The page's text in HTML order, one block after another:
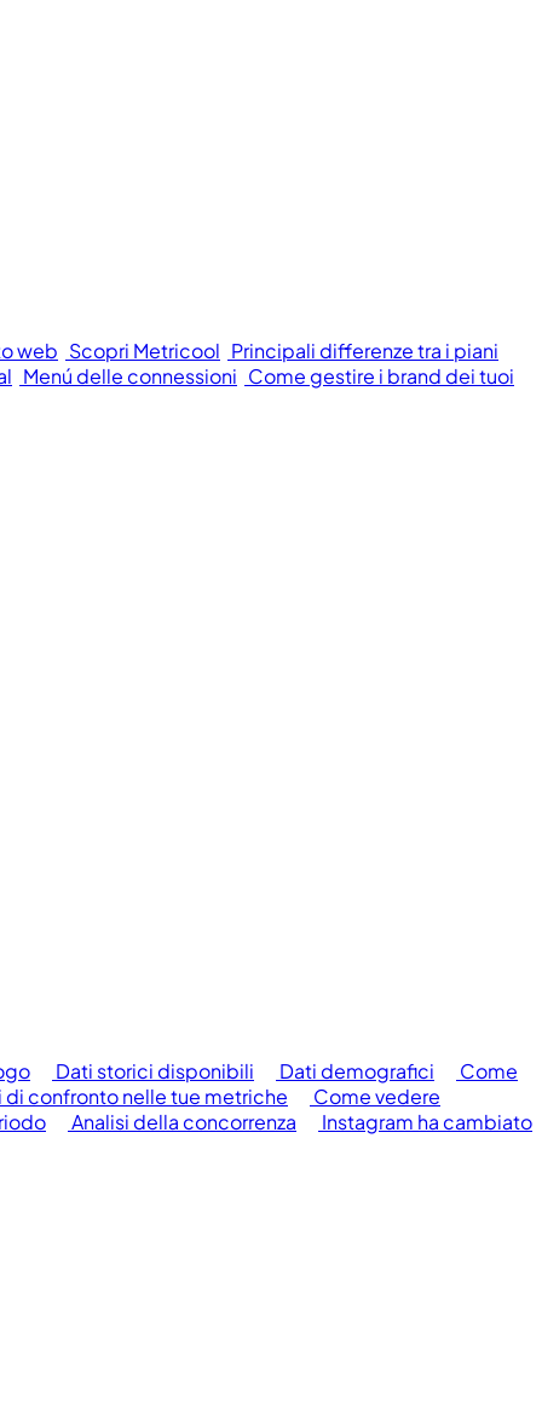
web Scopri Metricool Principali differenze tra i piani
Menú delle connessioni Come gestire i brand dei tuoi
Dati storici disponibili Dati demografici
Come
confronto nelle tue metriche
Come vedere
Analisi della concorrenza Instagram ha cambiato